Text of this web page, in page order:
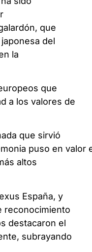
que
del
la
que
a los valores de
que sirvió
puso en valor
altos
España, y
reconocimiento
destacaron el
subrayando